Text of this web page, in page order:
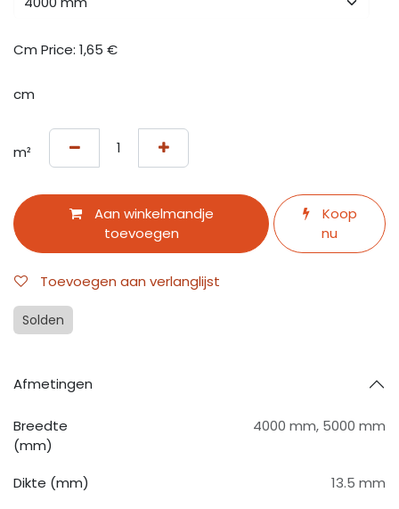
Cm Price: 1,65 €
cm
m²
Aan winkelmandje
toevoegen
Koop
nu
Toevoegen aan verlanglijst
Solden
Afmetingen
Breedte
(mm)
4000 mm, 5000 mm
Dikte (mm) 13.5 mm